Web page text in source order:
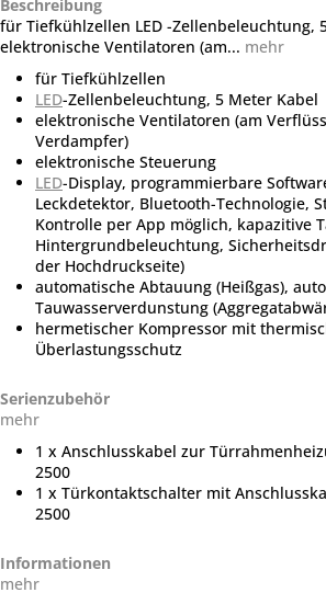
Beschreibung
für Tiefkühlzellen LED -Zellenbeleuchtung,
elektronische Ventilatoren (am... mehr
für Tiefkühlzellen
LED-Zellenbeleuchtung, 5 Meter Kabel
elektronische Ventilatoren (am
Verdampfer)
elektronische Steuerung
LED-Display, programmierbare
Leckdetektor, Bluetooth-Technologie,
Kontrolle per App möglich, kapazitive
Hintergrundbeleuchtung,
der Hochdruckseite)
automatische Abtauung (Heißgas),
Tauwasserverdunstung
hermetischer Kompressor mit
Überlastungsschutz
Serienzubehör
mehr
1 x Anschlusskabel zur
2500
1 x Türkontaktschalter mit
2500
Informationen
mehr